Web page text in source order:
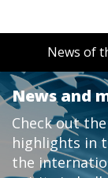
News of
News and
Check out
highlights in
the